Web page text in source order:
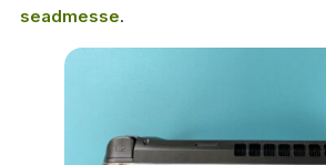
seadmesse.